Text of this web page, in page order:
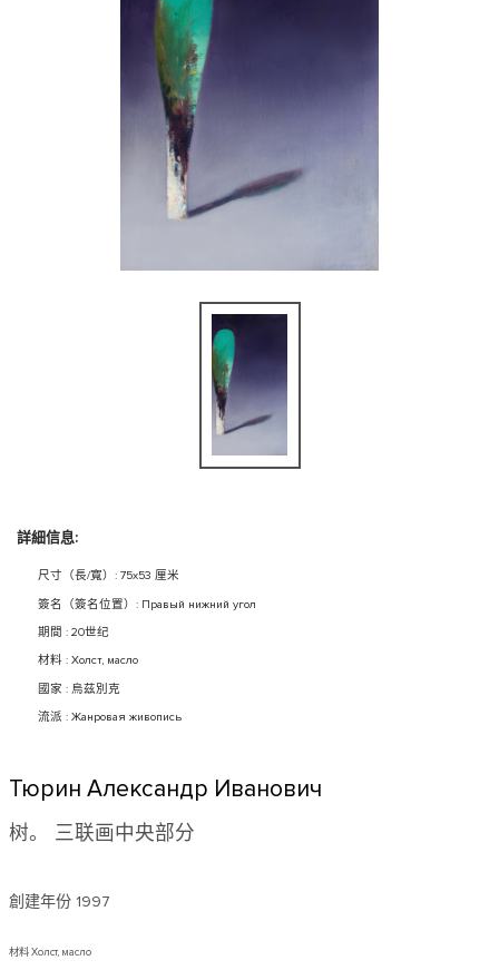
詳細信息:
尺寸（長/寬）: 75x53 厘米
簽名（簽名位置）: Правый нижний угол
期間 : 20世纪
材料 : Холст, масло
國家 : 烏茲別克
流派 : Жанровая живопись
Тюрин Александр Иванович
树。 三联画中央部分
創建年份 1997
材料 Холст, масло